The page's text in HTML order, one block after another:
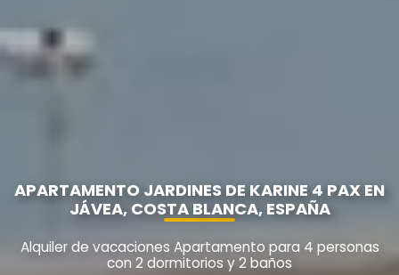
APARTAMENTO JARDINES DE KARINE 4 PAX EN
JÁVEA, COSTA BLANCA, ESPAÑA
Alquiler de vacaciones Apartamento para 4 personas
con 2 dormitorios y 2 baños